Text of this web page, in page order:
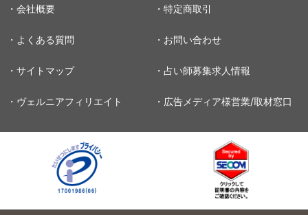
・会社概要
・特定商取引
・よくある質問 ・お問い合わせ
・サイトマップ ・占い師募集求人情報
・ヴェルニアフィリエイト ・広告メディア様営業/取材窓口